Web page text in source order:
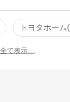
トヨタホーム
て表示…